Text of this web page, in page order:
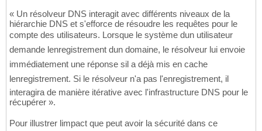
« Un résolveur DNS interagit avec différents niveaux de la
hiérarchie DNS et s'efforce de résoudre les requêtes pour le
compte des utilisateurs. Lorsque le système dun utilisateur
demande lenregistrement dun domaine, le résolveur lui envoie
immédiatement une réponse sil a déjà mis en cache
lenregistrement. Si le résolveur n'a pas l'enregistrement, il
interagira de manière itérative avec l'infrastructure DNS pour le
récupérer ».
Pour illustrer limpact que peut avoir la sécurité dans ce